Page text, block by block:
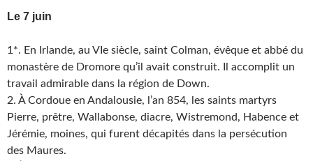
Le 7 juin
1*. En Irlande, au VIe siècle, saint Colman, évêque et abbé du
monastère de Dromore qu’il avait construit. Il accomplit un
travail admirable dans la région de Down.
2. À Cordoue en Andalousie, l’an 854, les saints martyrs
Pierre, prêtre, Wallabonse, diacre, Wistremond, Habence et
Jérémie, moines, qui furent décapités dans la persécution
des Maures.